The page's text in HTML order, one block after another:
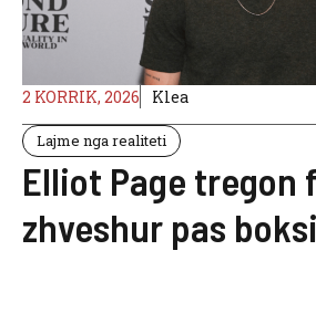
2 KORRIK, 2026 Klea
Lajme nga realiteti
Elliot Page tregon
zhveshur pas